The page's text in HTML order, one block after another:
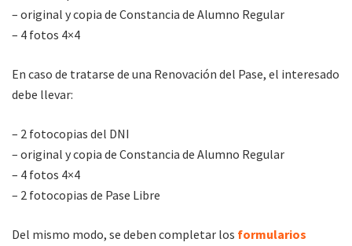
– original y copia de Constancia de Alumno Regular
– 4 fotos 4×4
En caso de tratarse de una Renovación del Pase, el interesado
debe llevar:
– 2 fotocopias del DNI
– original y copia de Constancia de Alumno Regular
– 4 fotos 4×4
– 2 fotocopias de Pase Libre
Del mismo modo, se deben completar los formularios